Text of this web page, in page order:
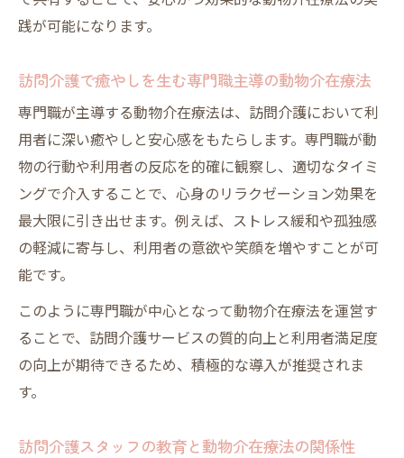
践が可能になります。
訪問介護で癒やしを生む専門職主導の動物介在療法
専門職が主導する動物介在療法は、訪問介護において利
用者に深い癒やしと安心感をもたらします。専門職が動
物の行動や利用者の反応を的確に観察し、適切なタイミ
ングで介入することで、心身のリラクゼーション効果を
最大限に引き出せます。例えば、ストレス緩和や孤独感
の軽減に寄与し、利用者の意欲や笑顔を増やすことが可
能です。
このように専門職が中心となって動物介在療法を運営す
ることで、訪問介護サービスの質的向上と利用者満足度
の向上が期待できるため、積極的な導入が推奨されま
す。
訪問介護スタッフの教育と動物介在療法の関係性